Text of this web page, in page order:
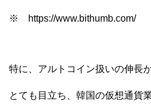
※ https://www.bithumb.com/
特に、アルトコイン扱いの伸長
とても目立ち、韓国の仮想通貨